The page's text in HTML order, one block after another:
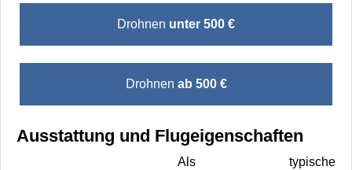
Drohnen unter 500 €
Drohnen ab 500 €
Ausstattung und Flugeigenschaften
Als typische